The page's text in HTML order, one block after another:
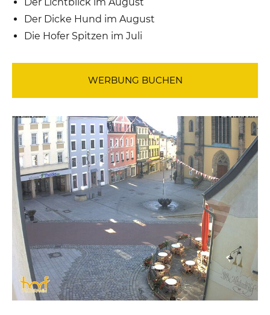
Der Dicke Hund im August
Die Hofer Spitzen im Juli
WERBUNG BUCHEN